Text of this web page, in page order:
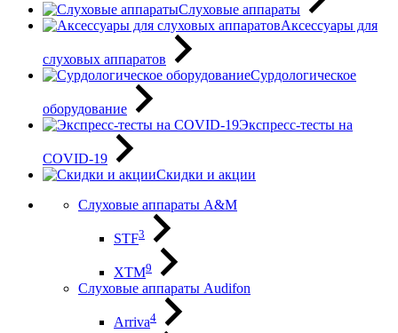
Слуховые аппараты
Аксессуары для
слуховых аппаратов
Сурдологическое
оборудование
Экспресс-тесты на
COVID-19
Скидки и акции
Слуховые аппараты A&M
STF3
XTM9
Слуховые аппараты Audifon
Arriva4